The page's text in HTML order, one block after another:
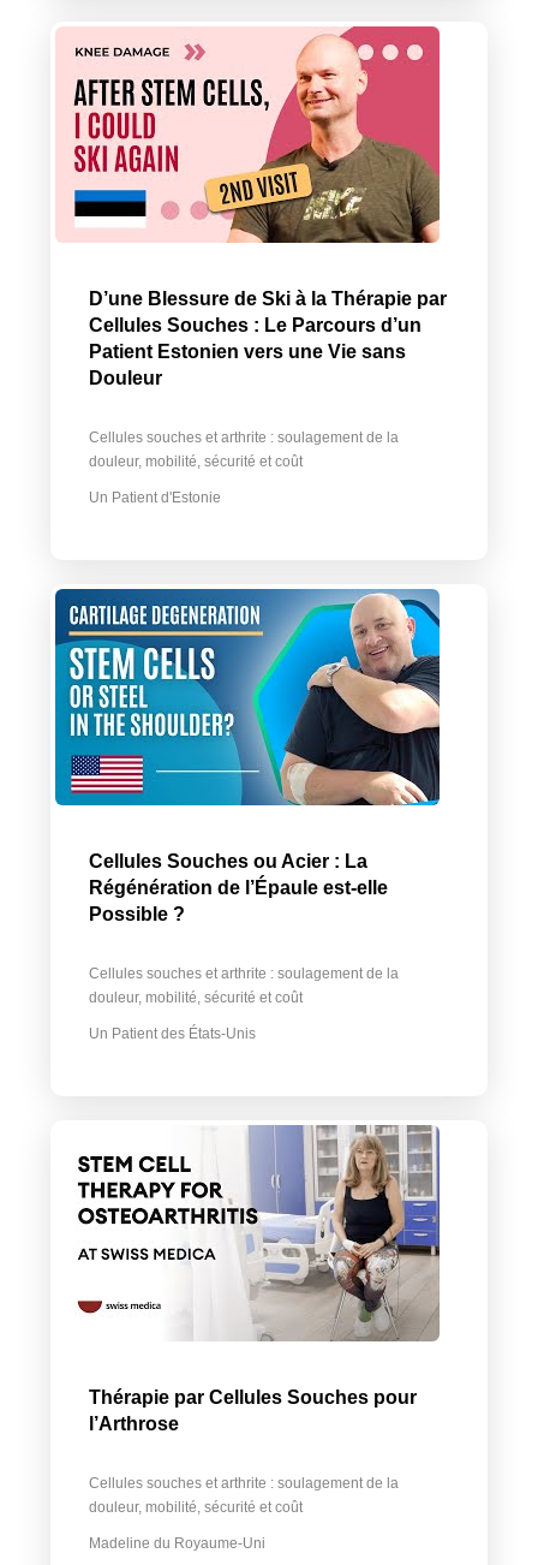
D’une Blessure de Ski à la Thérapie par
Cellules Souches : Le Parcours d’un
Patient Estonien vers une Vie sans
Douleur
Cellules souches et arthrite : soulagement de la
douleur, mobilité, sécurité et coût
Un Patient d'Estonie
Cellules Souches ou Acier : La
Régénération de l’Épaule est-elle
Possible ?
Cellules souches et arthrite : soulagement de la
douleur, mobilité, sécurité et coût
Un Patient des États-Unis
Thérapie par Cellules Souches pour
l’Arthrose
Cellules souches et arthrite : soulagement de la
douleur, mobilité, sécurité et coût
Madeline du Royaume-Uni